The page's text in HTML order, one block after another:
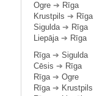
Ogre ➔ Rīga
Krustpils ➔ Rīga
Sigulda➔ Rīga
Liepāja➔ Rīga
Rīga➔ Sigulda
Cēsis ➔ Rīga
Rīga➔ Ogre
Rīga➔ Krustpils